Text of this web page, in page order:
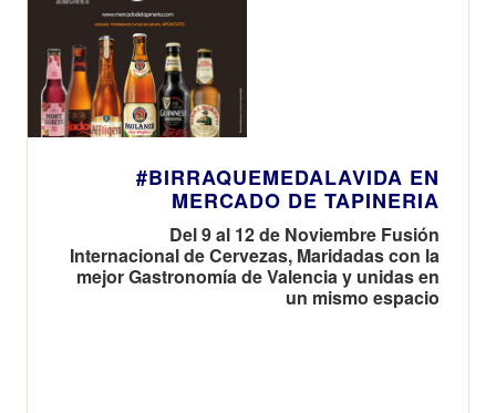
#BIRRAQUEMEDALAVIDA EN
MERCADO DE TAPINERIA
Del 9 al 12 de Noviembre Fusión
Internacional de Cervezas, Maridadas con la
mejor Gastronomía de Valencia y unidas en
un mismo espacio